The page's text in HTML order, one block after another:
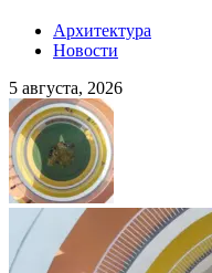
Архитектура
Новости
5 августа, 2026